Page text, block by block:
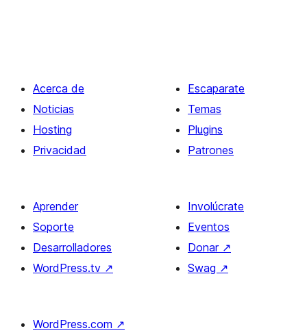
Acerca de
Noticias
Hosting
Privacidad
Escaparate
Temas
Plugins
Patrones
Aprender
Soporte
Desarrolladores
WordPress.tv ↗
Involúcrate
Eventos
Donar ↗
Swag ↗
WordPress.com ↗